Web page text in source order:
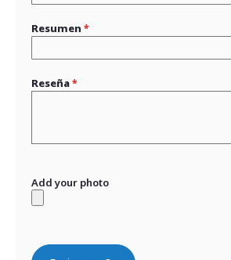
Resumen
Reseña
Add your photo